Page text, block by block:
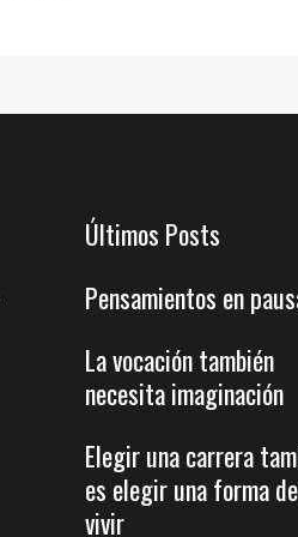
Últimos Posts
Pensamientos en
La vocación también
necesita imaginación
Elegir una carrera
es elegir una forma de
vivir